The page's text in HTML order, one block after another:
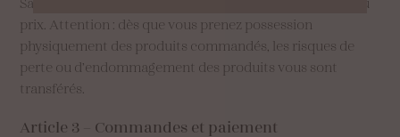
prix. Attention : dès que vous prenez possession
physiquement des produits commandés, les risques de
perte ou d’endommagement des produits vous sont
transférés.
Article 3 Commandes et paiement